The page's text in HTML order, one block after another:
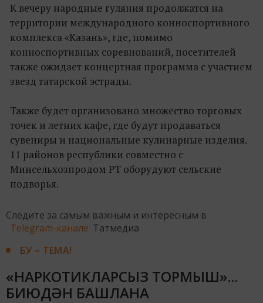
К вечеру народные гуляния продолжатся на
территории международного конноспортивного
комплекса «Казань», где, помимо
конноспортивных соревнований, посетителей
также ожидает концертная программа с участием
звезд татарской эстрады.
Также будет организовано множество торговых
точек и летних кафе, где будут продаваться
сувениры и национальные кулинарные изделия.
11 районов республики совместно с
Минсельхозпродом РТ оборудуют сельские
подворья.
Следите за самым важным и интересным в
Telegram-канале Татмедиа
БУ – ТЕМА!
«НАРКОТИКЛАРСЫЗ ТОРМЫШ»...
БИЮДӘН БАШЛАНА